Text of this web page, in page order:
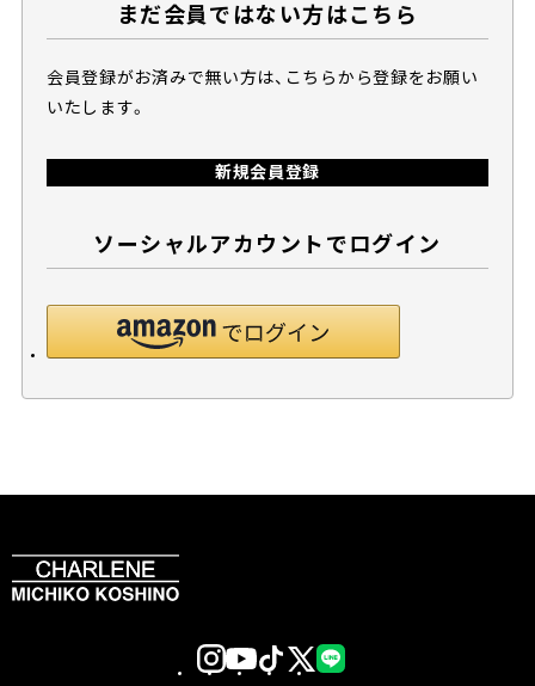
まだ会員ではない方はこちら
会員登録がお済みで無い方は、こちらから登録をお願い
いたします。
新規会員登録
ソーシャルアカウントでログイン